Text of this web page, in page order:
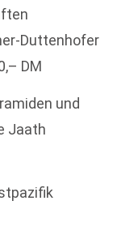
Duttenhofer
DM
und
Jaath